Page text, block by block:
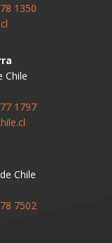
1350
Chile
1797
Chile
7502